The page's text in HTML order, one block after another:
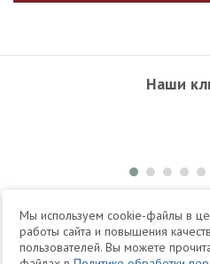
Наши
+7 495
Мы используем cookie-файлы в
работы сайта и повышения
пользователей. Вы можете